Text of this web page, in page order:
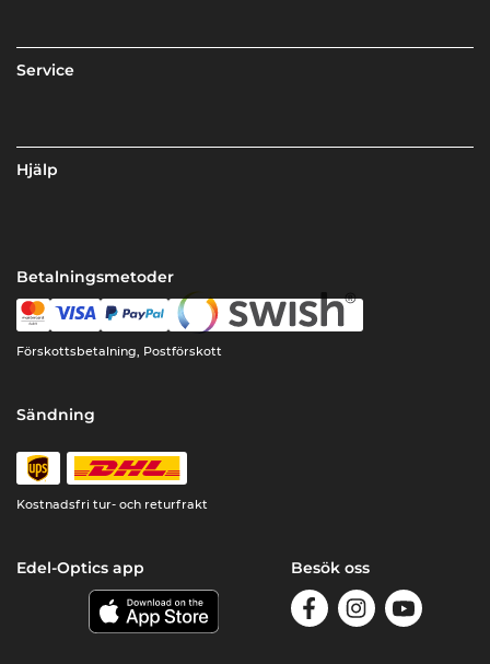
Service
Hjälp
Betalningsmetoder
Förskottsbetalning, Postförskott
Sändning
Kostnadsfri tur- och returfrakt
Edel-Optics app Besök oss